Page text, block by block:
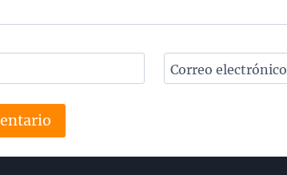
Correo electrónico